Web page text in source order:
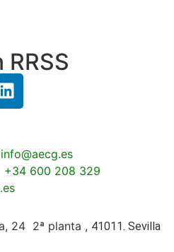
info@aecg.es
+34 600 208 329
24 2ª planta , 41011. Sevilla